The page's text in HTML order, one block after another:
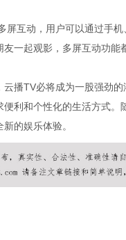
屏互动，用户可以通过手
一起观影，多屏互动功能
云播TV必将成为一股强劲
便利和个性化的生活方式
的娱乐体验。